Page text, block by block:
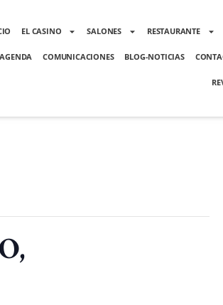
EL CASINO SALONES RESTAURANTE
AGENDA COMUNICACIONES BLOG-NOTICIAS